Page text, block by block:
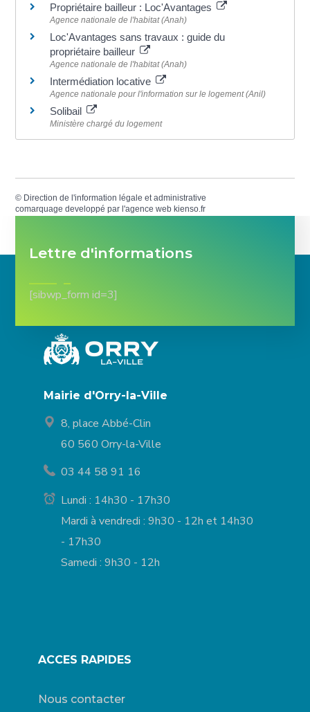
Propriétaire bailleur : Loc'Avantages
Agence nationale de l'habitat (Anah)
Loc'Avantages sans travaux : guide du
propriétaire bailleur
Agence nationale de l'habitat (Anah)
Intermédiation locative
Agence nationale pour l'information sur le logement (Anil)
Solibail
Ministère chargé du logement
© Direction de l'information légale et administrative
comarquage developpé par l'agence web kienso.fr
Lettre d'informations
[sibwp_form id=3]
Mairie d'Orry-la-Ville
8, place Abbé-Clin
60 560 Orry-la-Ville
03 44 58 91 16
Lundi : 14h30 - 17h30
Mardi à vendredi : 9h30 - 12h et 14h30
- 17h30
Samedi : 9h30 - 12h
ACCES RAPIDES
Nous contacter